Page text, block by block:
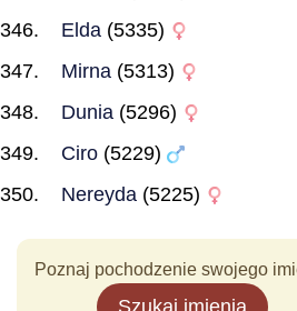
Elda (5335)
Mirna (5313)
Dunia (5296)
Ciro (5229)
Nereyda (5225)
Poznaj pochodzenie swojego
Szukaj imienia